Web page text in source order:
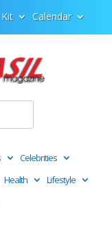
Calendar
Celebrities
Health
Lifestyle